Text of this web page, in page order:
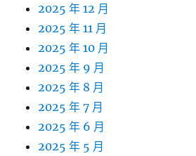
2025 年 12 月
2025 年 11 月
2025 年 10 月
2025 年 9 月
2025 年 8 月
2025 年 7 月
2025 年 6 月
2025 年 5 月